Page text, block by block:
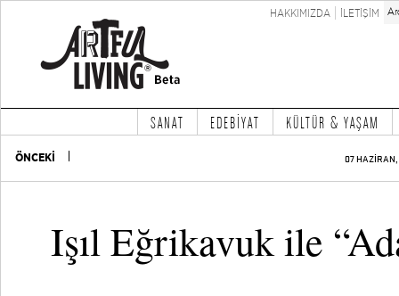
HAKKIMIZDA İLETİŞİM
SANAT EDEBİYAT KÜLTÜR & YAŞAM
ÖNCEKİ 07
Işıl Eğrikavuk ile